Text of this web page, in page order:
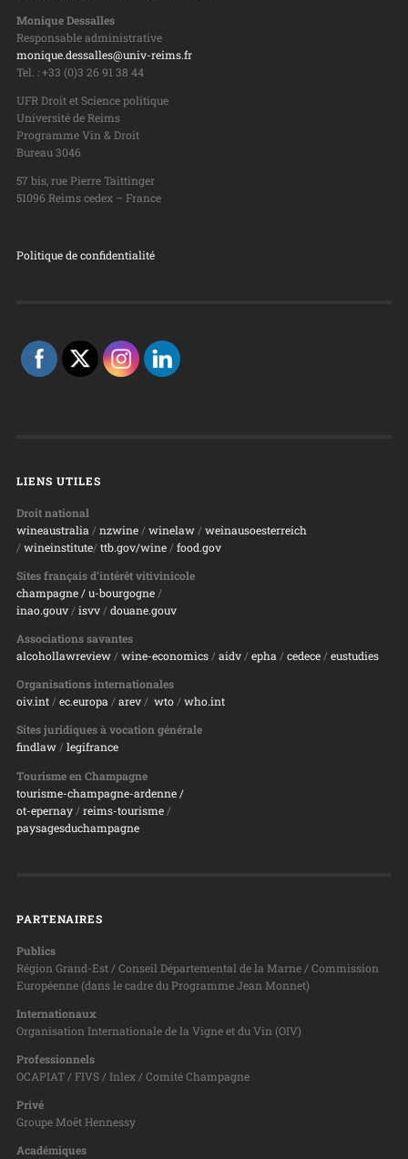
Monique Dessalles
Responsable administrative
monique.dessalles@univ-reims.fr
Tel. : +33 (0)3 26 91 38 44
UFR Droit et Science politique
Université de Reims
Programme Vin & Droit
Bureau 3046
57 bis, rue Pierre Taittinger
51096 Reims cedex – France
Politique de confidentialité
LIENS UTILES
Droit national
wineaustralia / nzwine/ winelaw/ weinausoesterreich
/ wineinstitute/ ttb.gov/wine/ food.gov
Sites français d’intérêt vitivinicole
champagne/ u-bourgogne/
inao.gouv/ isvv/ douane.gouv
Associations savantes
alcohollawreview/ wine-economics/ aidv/ epha / cedece/ eustudies
Organisations internationales
oiv.int/ ec.europa/ arev/ wto/ who.int
Sites juridiques à vocation générale
findlaw/ legifrance
Tourisme en Champagne
tourisme-champagne-ardenne /
ot-epernay/ reims-tourisme/
paysagesduchampagne
PARTENAIRES
Publics
Région Grand-Est / Conseil Départemental de la Marne / Commission
Européenne (dans le cadre du Programme Jean Monnet)
Internationaux
Organisation Internationale de la Vigne et du Vin (OIV)
Professionnels
OCAPIAT / FIVS / Inlex / Comité Champagne
Privé
Groupe Moët Hennessy
Académiques